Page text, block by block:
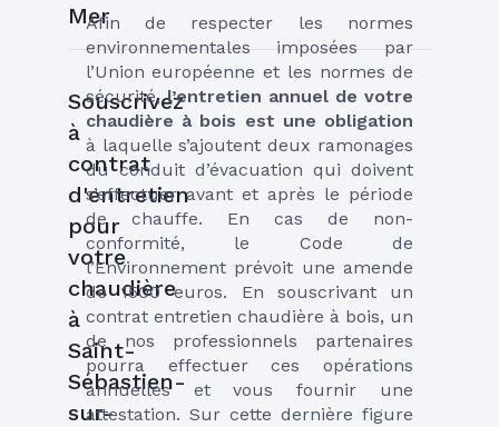
Afin de respecter les normes
environnementales imposées par
l’Union européenne et les normes de
sécurité, l’entretien annuel de votre
chaudière à bois est une obligation
à laquelle s’ajoutent deux ramonages
du conduit d’évacuation qui doivent
s’effectuer avant et après le période
de chauffe. En cas de non-
conformité, le Code de
l’Environnement prévoit une amende
de 1500 euros. En souscrivant un
contrat entretien chaudière à bois, un
de nos professionnels partenaires
pourra effectuer ces opérations
annuelles et vous fournir une
attestation. Sur cette dernière figure
Mer
Souscrivez
à
contrat
d'entretien
pour
votre
chaudière
à
Saint-
Sébastien-
sur-